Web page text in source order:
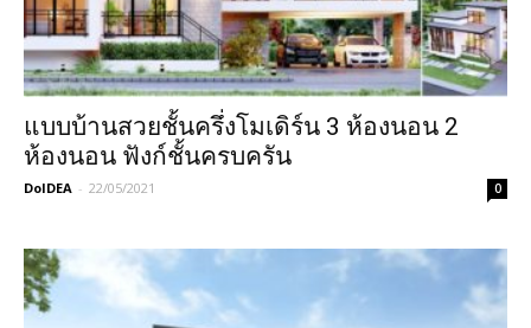
แบบบ้านสวยชั้นครึ่งโมเดิร์น 3 ห้องนอน 2
ห้องนอน ฟังก์ชั้นครบครัน
DoIDEA - 22/05/2021 0